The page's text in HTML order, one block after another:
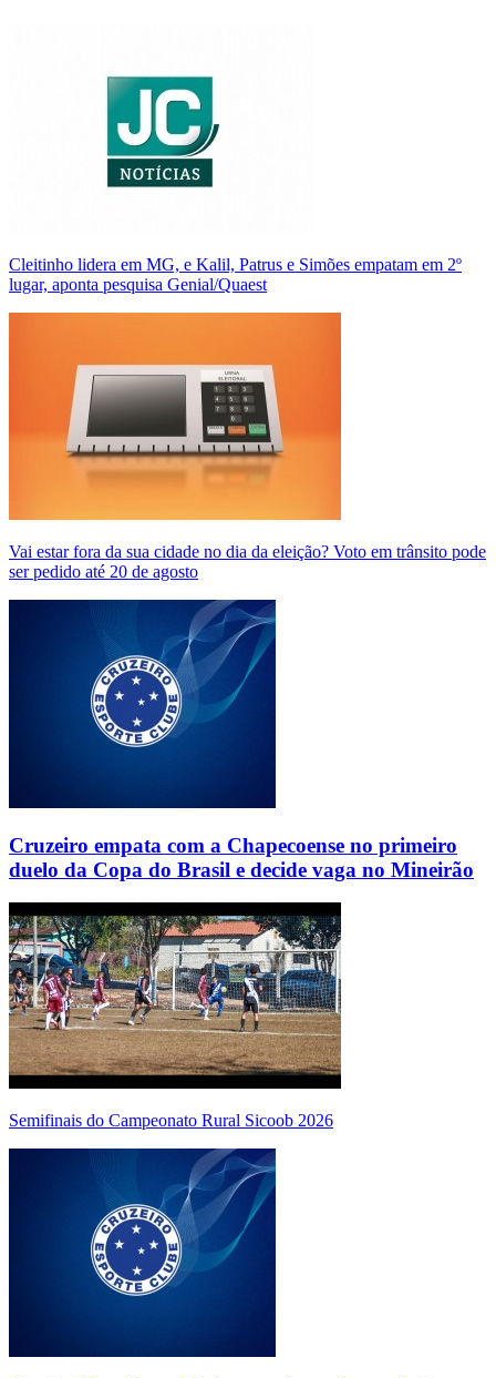
Cleitinho lidera em MG, e Kalil, Patrus e Simões empatam em 2º
lugar, aponta pesquisa Genial/Quaest
Vai estar fora da sua cidade no dia da eleição? Voto em trânsito pode
ser pedido até 20 de agosto
Cruzeiro empata com a Chapecoense no primeiro
duelo da Copa do Brasil e decide vaga no Mineirão
Semifinais do Campeonato Rural Sicoob 2026